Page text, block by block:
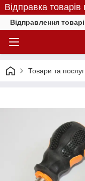
Відправка
Відправлення
Товари та